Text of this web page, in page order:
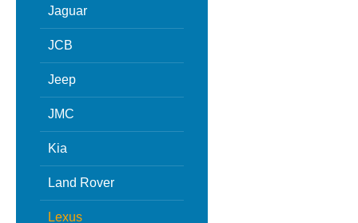
Jaguar
JCB
Jeep
JMC
Kia
Land Rover
Lexus